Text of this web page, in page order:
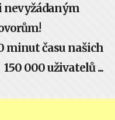
nevyžádaným
minut času našich
150 000 uživatelů ...